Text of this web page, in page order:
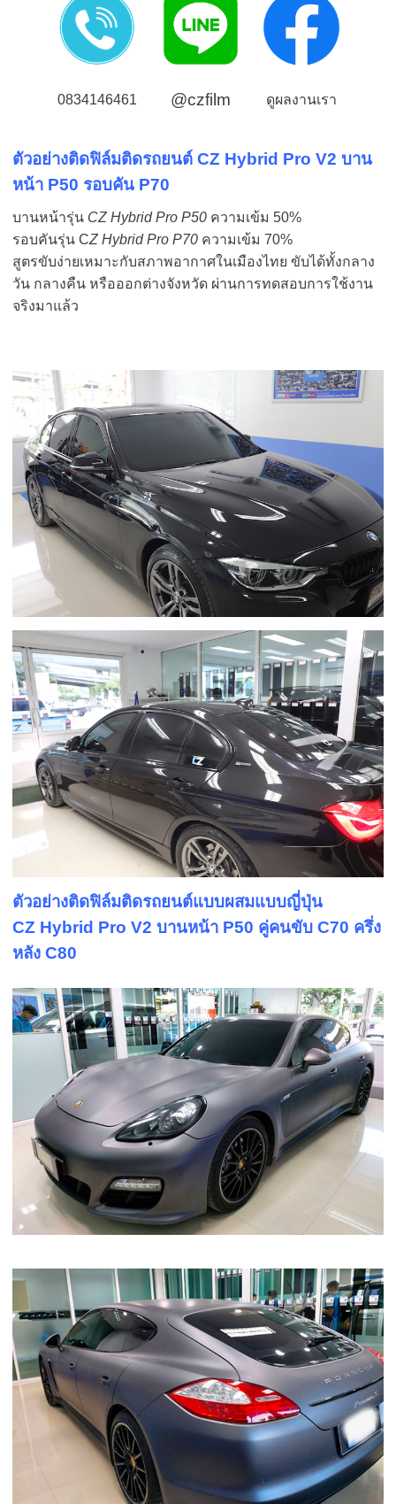
0834146461 @czfilm ดูผลงานเรา
ตัวอย่างติดฟิล์มติดรถยนต์ CZ Hybrid Pro V2 บาน
หน้า P50 รอบคัน P70
บานหน้ารุ่น CZ Hybrid Pro P50 ความเข้ม 50%
รอบคันรุ่น CZ Hybrid Pro P70 ความเข้ม 70%
สูตรขับง่ายเหมาะกับสภาพอากาศในเมืองไทย ขับได้ทั้งกลาง
วัน กลางคืน หรือออกต่างจังหวัด ผ่านการทดสอบการใช้งาน
จริงมาแล้ว
ตัวอย่างติดฟิล์มติดรถยนต์แบบผสมแบบญี่ปุ่น
CZ Hybrid Pro V2 บานหน้า P50 คู่คนขับ C70 ครึ่ง
หลัง C80